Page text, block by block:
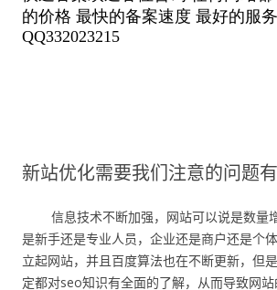
新站优化需要我们注意的问题
信息技术不断加强，网站可以说是数量
是新手还是专业人员，企业还是商户还是个
立起网站，并且百度算法也在不断更新，但
定都对seo知识有全面的了解，从而导致网